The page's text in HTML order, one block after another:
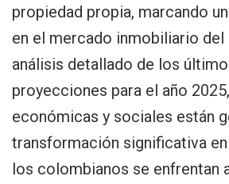
propiedad propia, marcando
en el mercado inmobiliario del
análisis detallado de los
proyecciones para el año
económicas y sociales están
transformación significativa
los colombianos se enfrentan